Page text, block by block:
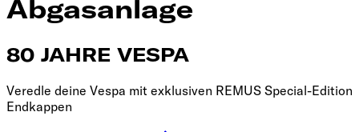
Abgasanlage
80 JAHRE VESPA
Veredle deine Vespa mit exklusiven REMUS Special-Edition
Endkappen